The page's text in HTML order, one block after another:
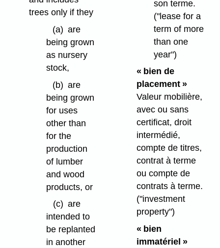
trees only if they
(a) are
being grown
as nursery
stock,
(b) are
being grown
for uses
other than
for the
production
of lumber
and wood
products, or
(c) are
intended to
be replanted
in another
son terme.
("lease for a
term of more
than one
year")
« bien de
placement »
Valeur mobilière,
avec ou sans
certificat, droit
intermédié,
compte de titres,
contrat à terme
ou compte de
contrats à terme.
("investment
property")
« bien
immatériel »